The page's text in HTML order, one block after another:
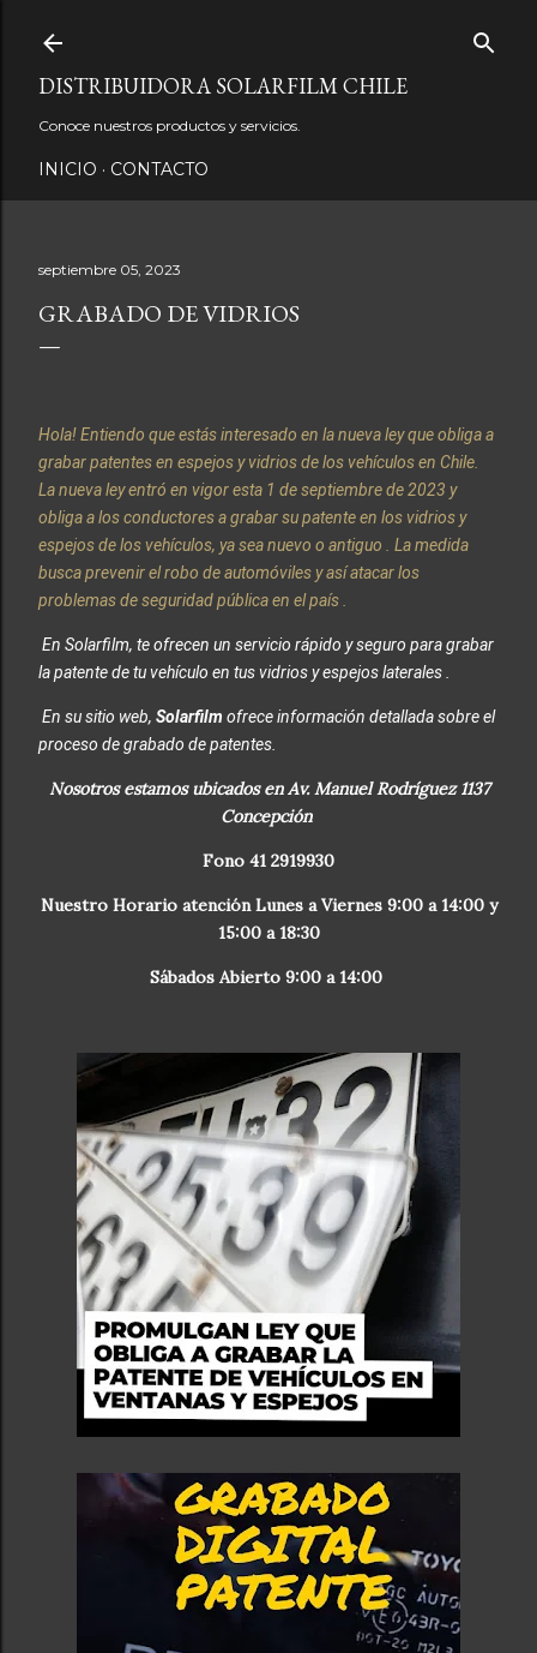
DISTRIBUIDORA SOLARFILM CHILE
Conoce nuestros productos y servicios.
INICIO CONTACTO
septiembre 05, 2023
GRABADO DE VIDRIOS
Hola! Entiendo que estás interesado en la nueva ley que obliga a
grabar patentes en espejos y vidrios de los vehículos en Chile.
La nueva ley entró en vigor esta 1 de septiembre de 2023 y
obliga a los conductores a grabar su patente en los vidrios y
espejos de los vehículos, ya sea nuevo o antiguo . La medida
busca prevenir el robo de automóviles y así atacar los
problemas de seguridad pública en el país .
En Solarfilm, te ofrecen un servicio rápido y seguro para grabar
la patente de tu vehículo en tus vidrios y espejos laterales .
En su sitio web, Solarfilm ofrece información detallada sobre el
proceso de grabado de patentes.
Nosotros estamos ubicados en Av. Manuel Rodríguez 1137
Concepción
Fono 41 2919930
Nuestro Horario atención Lunes a Viernes 9:00 a 14:00 y
15:00 a 18:30
Sábados Abierto 9:00 a 14:00